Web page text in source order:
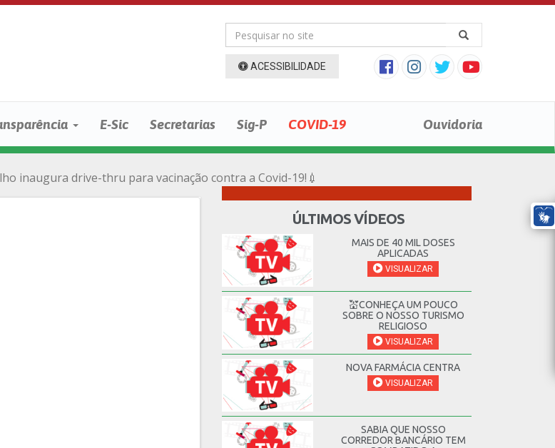
ACESSIBILIDADE
E-Sic Secretarias Sig-P COVID-19 Ouvidoria
inaugura drive-thru para vacinação contra a Covid-19!💉
ÚLTIMOS VÍDEOS
MAIS DE 40 MIL DOSES
APLICADAS
VISUALIZAR
💒CONHEÇA UM POUCO
SOBRE O NOSSO TURISMO
RELIGIOSO
VISUALIZAR
NOVA FARMÁCIA CENTRA
VISUALIZAR
SABIA QUE NOSSO
CORREDOR BANCÁRIO TEM